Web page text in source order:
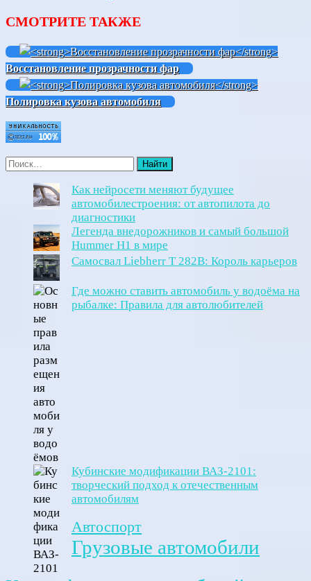
СМОТРИТЕ ТАКЖЕ
Восстановление прозрачности фар
Полировка кузова автомобиля
Как нейросети меняют будущее
автомобилестроения: от автопилота до
диагностики
Легенда внедорожников и самый большой
Hummer H1 в мире
Самосвал Liebherr T 282B: Король карьеров
Где можно ставить автомобиль у водоёма на
рыбалке: Правила для автолюбителей
Кубинские модификации ВАЗ-2101:
творческий подход к отечественным
автомобилям
Автоспорт
Грузовые автомобили